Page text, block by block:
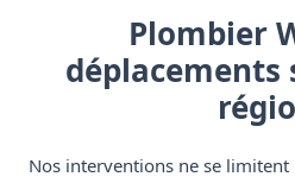
Plombier
Nos interventions ne se limitent